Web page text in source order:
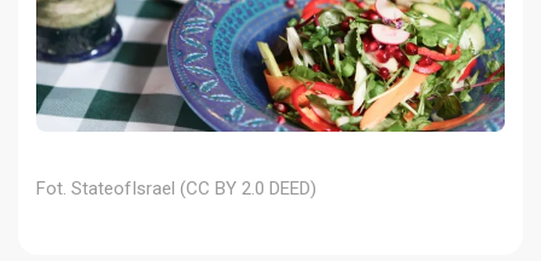
Fot. StateofIsrael (CC BY 2.0 DEED)